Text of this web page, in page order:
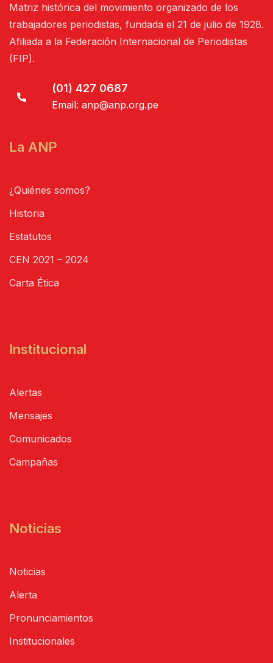
Matriz histórica del movimiento organizado de los
trabajadores periodistas, fundada el 21 de julio de 1928.
Afiliada a la Federación Internacional de Periodistas
(FIP).
(01) 427 0687
Email: anp@anp.org.pe
La ANP
¿Quiénes somos?
Historia
Estatutos
CEN 2021 – 2024
Carta Ética
Institucional
Alertas
Mensajes
Comunicados
Campañas
Noticias
Noticias
Alerta
Pronunciamientos
Institucionales